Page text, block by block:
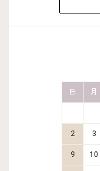
日 月
2 3
9 10